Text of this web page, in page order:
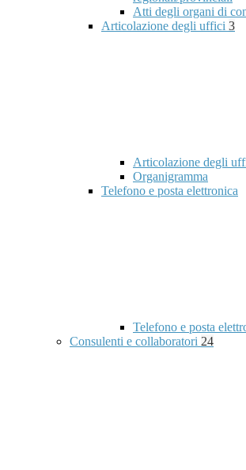
Atti degli organi di
Articolazione degli uffici 3
Articolazione degli
Organigramma
Telefono e posta elettronica
Telefono e posta
Consulenti e collaboratori 24